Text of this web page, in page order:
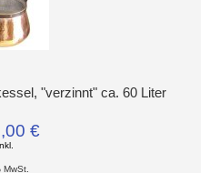
"verzinnt" ca. 60 Liter
€
MwSt.